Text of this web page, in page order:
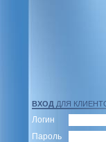
ВХОД ДЛЯ
Логин
Пароль